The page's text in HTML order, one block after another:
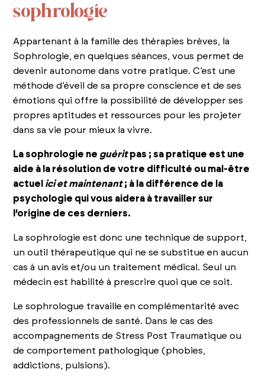
sophrologie
Appartenant à la famille des thérapies brèves, la
Sophrologie, en quelques séances, vous permet de
devenir autonome dans votre pratique. C’est une
méthode d’éveil de sa propre conscience et de ses
émotions qui offre la possibilité de développer ses
propres aptitudes et ressources pour les projeter
dans sa vie pour mieux la vivre.
La sophrologie ne guéritpas ; sa pratique est une
aide à la résolution de votre difficulté ou mal-être
actuel ici et maintenant; à la différence de la
psychologie qui vous aidera à travailler sur
l’origine de ces derniers.
La sophrologie est donc une technique de support,
un outil thérapeutique qui ne se substitue en aucun
cas à un avis et/ou un traitement médical. Seul un
médecin est habilité à prescrire quoi que ce soit.
Le sophrologue travaille en complémentarité avec
des professionnels de santé. Dans le cas des
accompagnements de Stress Post Traumatique ou
de comportement pathologique (phobies,
addictions, pulsions).